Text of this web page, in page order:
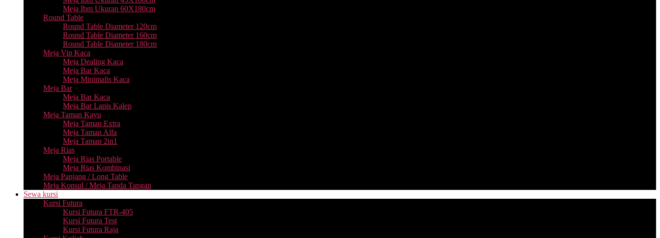
Meja Ibm Ukuran 60X180cm
Round Table
Round Table Diameter 120cm
Round Table Diameter 160cm
Round Table Diameter 180cm
Meja Vip Kaca
Meja Dealing Kaca
Meja Bar Kaca
Meja Minimalis Kaca
Meja Bar
Meja Bar Kaca
Meja Bar Lapis Kalep
Meja Taman Kayu
Meja Taman Extra
Meja Taman Alfa
Meja Taman 2in1
Meja Rias
Meja Rias Portable
Meja Rias Kombinasi
Meja Panjang / Long Table
Meja Konsul / Meja Tanda Tangan
Sewa kursi
Kursi Futura
Kursi Futura FTR-405
Kursi Futura Test
Kursi Futura Raja